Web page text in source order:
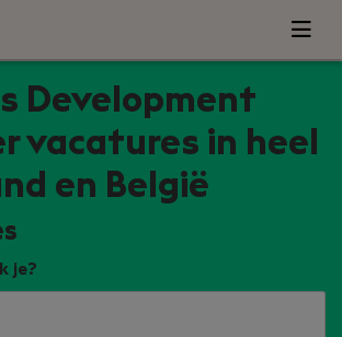
Development
vacatures in heel
en België
je?